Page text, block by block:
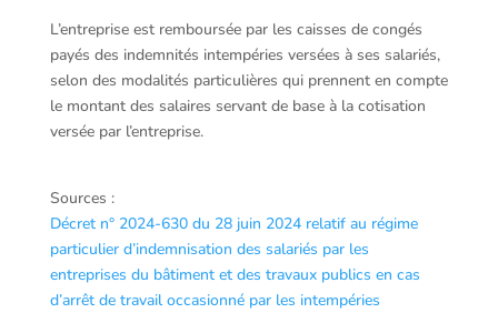
L’entreprise est remboursée par les caisses de congés
payés des indemnités intempéries versées à ses salariés,
selon des modalités particulières qui prennent en compte
le montant des salaires servant de base à la cotisation
versée par l’entreprise.
Sources :
Décret n° 2024-630 du 28 juin 2024 relatif au régime
particulier d’indemnisation des salariés par les
entreprises du bâtiment et des travaux publics en cas
d’arrêt de travail occasionné par les intempéries